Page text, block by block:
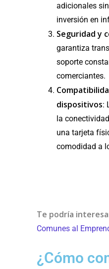
adicionales
inversión en
Seguridad y
garantiza
soporte
comerciantes.
dispositivos:
la
una tarjeta
comodidad a
Te podría
Comunes al
¿Cómo